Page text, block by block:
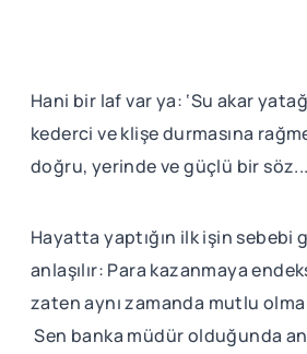
Hani bir laf var ya: ‘Su akar
kederci ve klişe durmasına
doğru, yerinde ve güçlü bir söz...
Hayatta yaptığın ilk işin sebebi
anlaşılır: Para kazanmaya
zaten aynı zamanda mutlu
Sen banka müdür olduğunda